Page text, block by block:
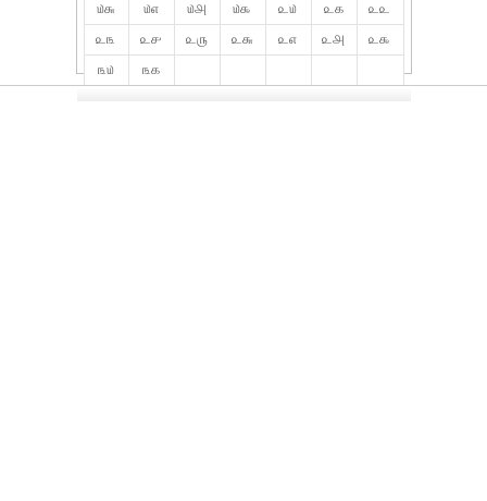
௰௬
௰௭ ௰௮ ௰௯ ௨௰ ௨௧
௨௨
௨௩
௨௪ ௨௫ ௨௬ ௨௭ ௨௮
௨௯
௩௰
௩௧